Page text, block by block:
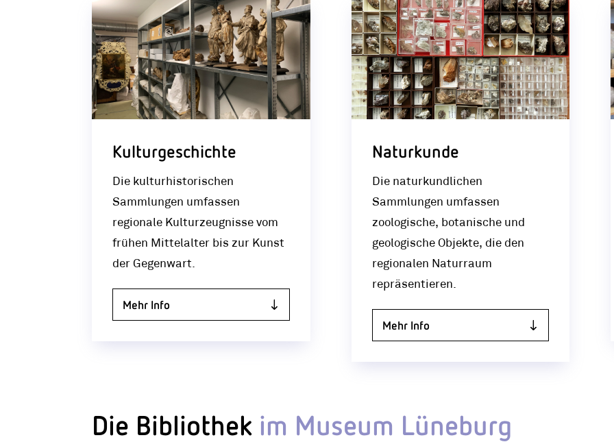
Kulturgeschichte
Die kulturhistorischen
Sammlungen umfassen
regionale Kulturzeugnisse vom
frühen Mittelalter bis zur Kunst
der Gegenwart.
Mehr Info
Naturkunde
Die naturkundlichen
Sammlungen umfassen
zoologische, botanische und
geologische Objekte, die den
regionalen Naturraum
repräsentieren.
Mehr Info
Die Bibliothek im Museum Lüneburg